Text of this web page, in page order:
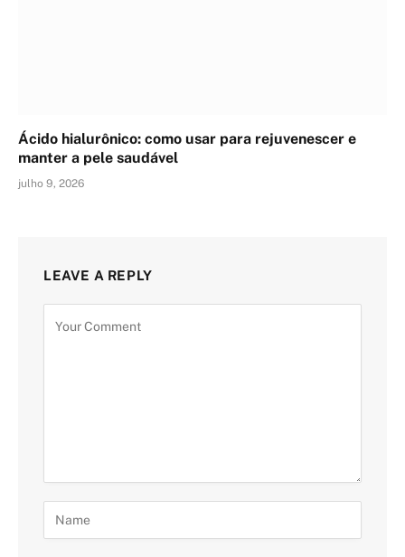
Ácido hialurônico: como usar para rejuvenescer e
manter a pele saudável
julho 9, 2026
LEAVE A REPLY